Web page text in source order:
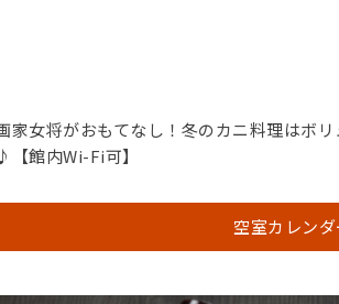
家女将がおもてなし！冬のカニ料理はボ
館内Wi-Fi可】
空室カレンダ